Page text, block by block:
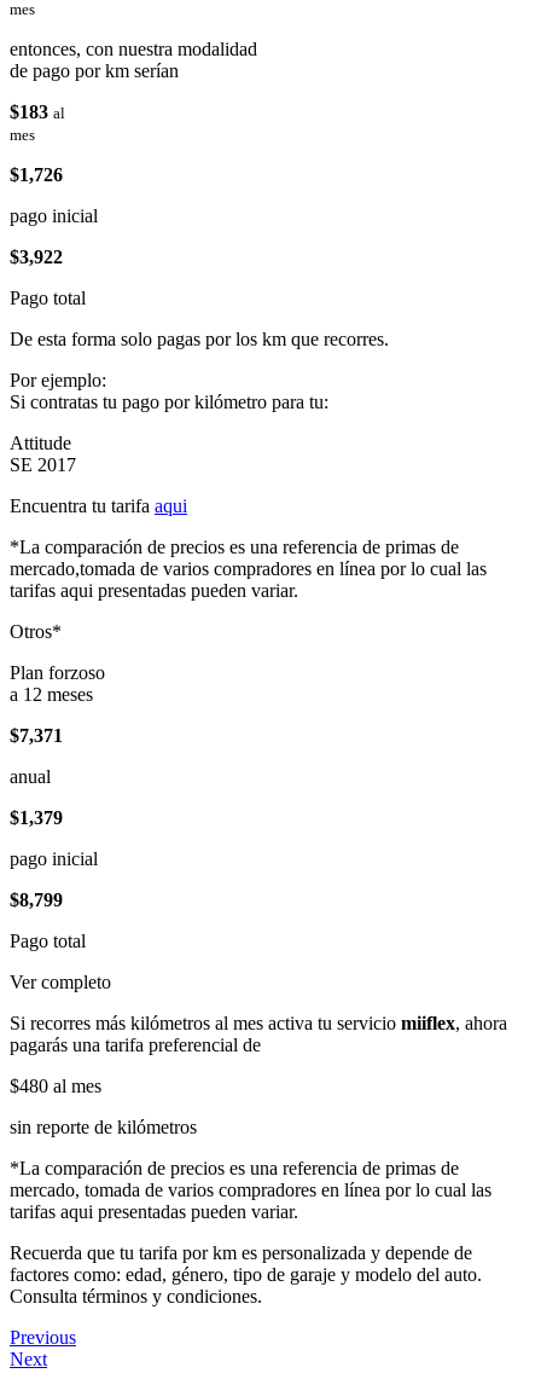
mes
entonces, con nuestra modalidad
de pago por km serían
$183 al
mes
$1,726
pago inicial
$3,922
Pago total
De esta forma solo pagas por los km que recorres.
Por ejemplo:
Si contratas tu pago por kilómetro para tu:
Attitude
SE 2017
Encuentra tu tarifa aqui
*La comparación de precios es una referencia de primas de
mercado,tomada de varios compradores en línea por lo cual las
tarifas aqui presentadas pueden variar.
Otros*
Plan forzoso
a 12 meses
$7,371
anual
$1,379
pago inicial
$8,799
Pago total
Ver completo
Si recorres más kilómetros al mes activa tu servicio miiflex, ahora
pagarás una tarifa preferencial de
$480 al mes
sin reporte de kilómetros
*La comparación de precios es una referencia de primas de
mercado, tomada de varios compradores en línea por lo cual las
tarifas aqui presentadas pueden variar.
Recuerda que tu tarifa por km es personalizada y depende de
factores como: edad, género, tipo de garaje y modelo del auto.
Consulta términos y condiciones.
Previous
Next